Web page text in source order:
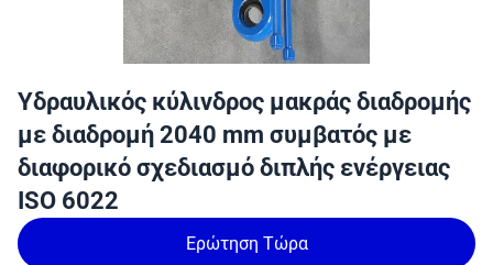
Υδραυλικός κύλινδρος μακράς διαδρομής
με διαδρομή 2040 mm συμβατός με
διαφορικό σχεδιασμό διπλής ενέργειας
ISO 6022
Ερώτηση Τώρα